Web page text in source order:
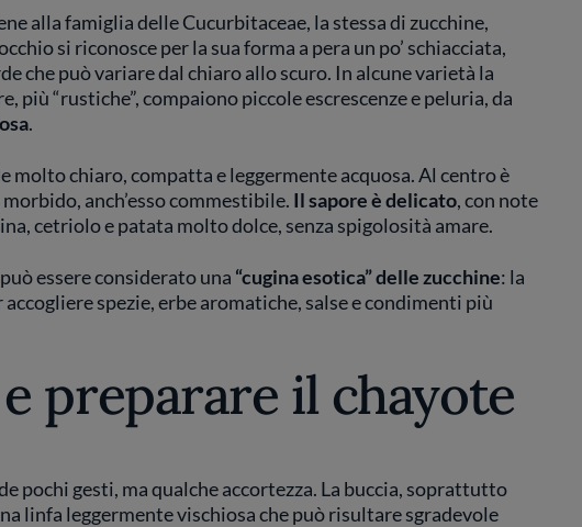
alla famiglia delle Cucurbitaceae, la stessa di zucchine,
si riconosce per la sua forma a pera un po’ schiacciata,
che può variare dal chiaro allo scuro. In alcune varietà la
più “rustiche”, compaiono piccole escrescenze e peluria, da
.
molto chiaro, compatta e leggermente acquosa. Al centro è
anch’esso commestibile. Il sapore è delicato, con note
cetriolo e patata molto dolce, senza spigolosità amare.
essere considerato una “cugina esotica” delle zucchine: la
spezie, erbe aromatiche, salse e condimenti più
preparare il chayote
pochi gesti, ma qualche accortezza. La buccia, soprattutto
linfa leggermente vischiosa che può risultare sgradevole